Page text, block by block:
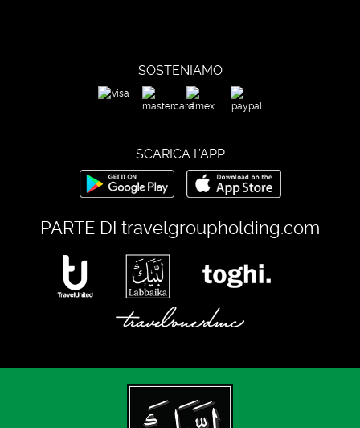
SOSTENIAMO
SCARICA L’APP
PARTE DI travelgroupholding.com